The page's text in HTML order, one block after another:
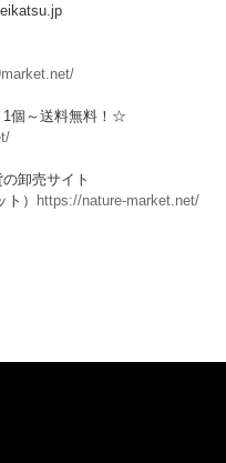
個～送料無料！☆
卸売サイト
）
https://nature-market.net/